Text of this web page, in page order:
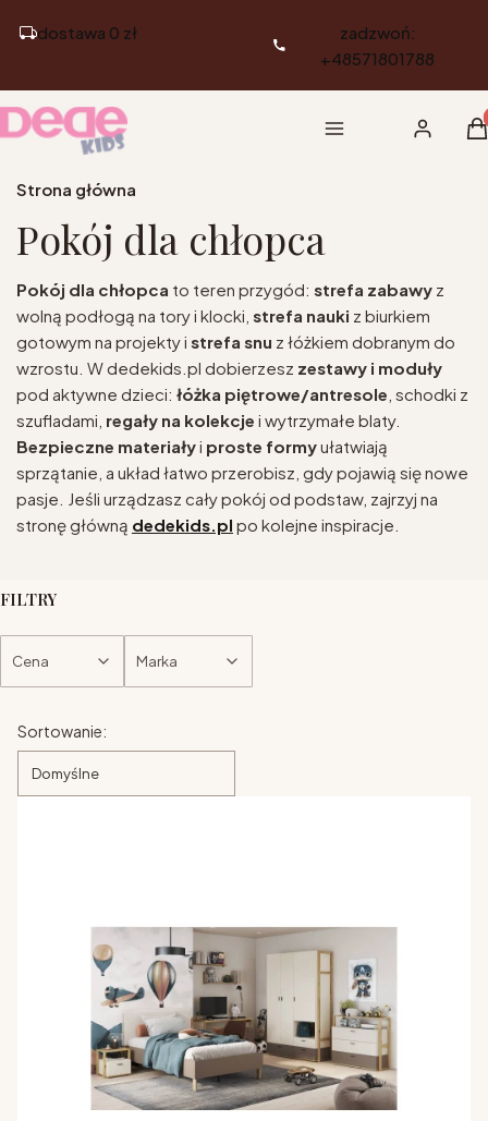
dostawa 0 zł
zadzwoń:
+48571801788
Menu Zaloguj się
Strona główna
Pokój dla chłopca
Pokój dla chłopca to teren przygód: strefa zabawy z
wolną podłogą na tory i klocki, strefa nauki z biurkiem
gotowym na projekty i strefa snu z łóżkiem dobranym do
wzrostu. W dedekids.pl dobierzesz zestawy i moduły
pod aktywne dzieci: łóżka piętrowe/antresole , schodki z
szufladami, regały na kolekcje i wytrzymałe blaty.
Bezpieczne materiałyi proste formyułatwiają
sprzątanie, a układ łatwo przerobisz, gdy pojawią się nowe
pasje. Jeśli urządzasz cały pokój od podstaw, zajrzyj na
stronę główną dedekids.pl po kolejne inspiracje.
FILTRY
Cena Marka
Lista produktów
Sortowanie:
Domyślne